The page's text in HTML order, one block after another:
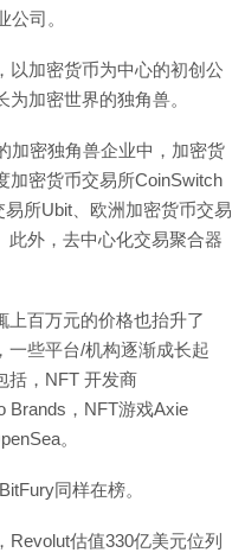
司。
以加密货币为中心的初创公
加密世界的独角兽。
加密独角兽企业中，加密货
加密货币交易所CoinSwitch
所Ubit、欧洲加密货币交易
此外，去中心化交易聚合器
上百万元的价格也抬升了
一些平台/机构逐渐成长起
括，NFT 开发商
Brands，NFT游戏Axie
。
同样在榜。
估值330亿美元位列